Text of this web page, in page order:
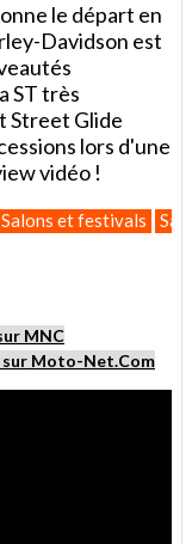
le départ en
Davidson est
ST très
Street Glide
lors d'une
vidéo !
Salons et festivals
MNC
Moto-Net.Com